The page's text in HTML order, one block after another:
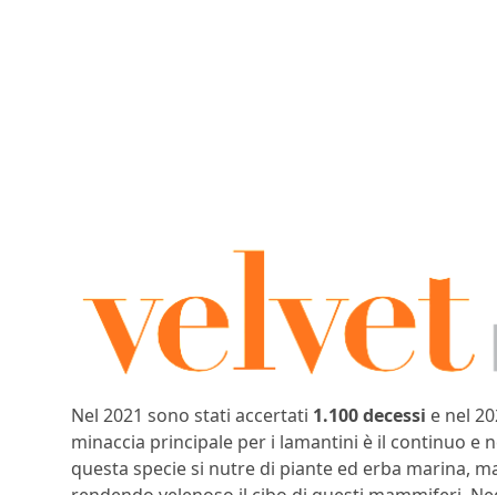
Nel 2021 sono stati accertati 1.100 decessi e nel
minaccia principale per i lamantini è il continuo e
questa specie si nutre di piante ed erba marina,